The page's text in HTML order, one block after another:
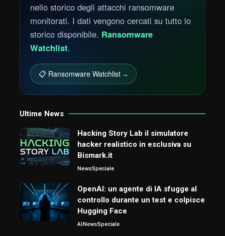
nello storico degli attacchi ransomware
monitorati. I dati vengono cercati su tutto lo
storico disponibile. Ransomware
Watchlist.
📋 Ransomware Watchlist →
Ultime News
Hacking Story Lab il simulatore
hacker realistico in esclusiva su
Bismark.it
NewsSpeciale
OpenAI: un agente di IA sfugge al
controllo durante un test e colpisce
Hugging Face
AINewsSpeciale